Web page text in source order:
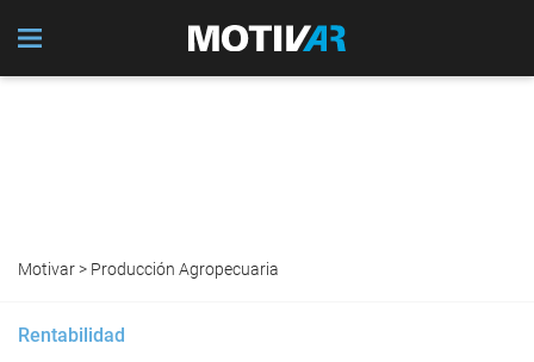
Motivar> Producción Agropecuaria
Rentabilidad